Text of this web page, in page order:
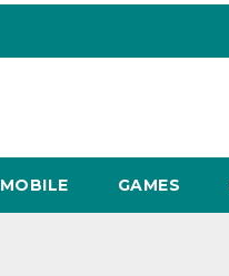
MOBILE GAMES